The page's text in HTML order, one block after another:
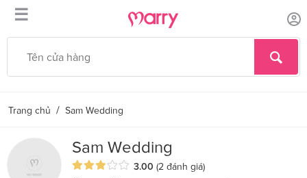
☰
Trang chủ / Sam Wedding
Sam Wedding
3.00 (2 đánh giá)